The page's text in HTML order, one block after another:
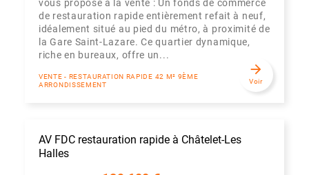
vous propose à la vente : Un fonds de commerce
de restauration rapide entièrement refait à neuf,
idéalement situé au pied du métro, à proximité de
la Gare Saint-Lazare. Ce quartier dynamique,
riche en bureaux, offre un...
VENTE - RESTAURATION RAPIDE 42 M² 9ÈME
ARRONDISSEMENT
arrow_forward
Voir
AV FDC restauration rapide à Châtelet-Les
Halles